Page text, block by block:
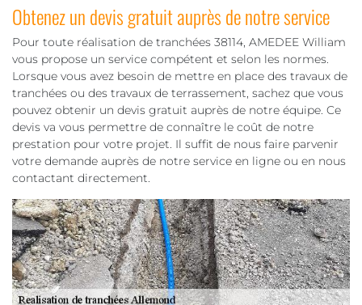
Obtenez un devis gratuit auprès de notre service
Pour toute réalisation de tranchées 38114, AMEDEE William
vous propose un service compétent et selon les normes.
Lorsque vous avez besoin de mettre en place des travaux de
tranchées ou des travaux de terrassement, sachez que vous
pouvez obtenir un devis gratuit auprès de notre équipe. Ce
devis va vous permettre de connaître le coût de notre
prestation pour votre projet. Il suffit de nous faire parvenir
votre demande auprès de notre service en ligne ou en nous
contactant directement.